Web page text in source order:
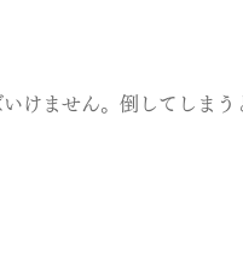
けません。倒してしまう